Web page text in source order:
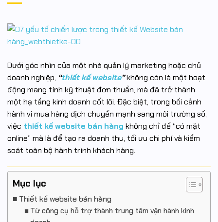
Dưới góc nhìn của một nhà quản lý marketing hoặc chủ
doanh nghiệp, “thiết kế website”không còn là một hoạt
động mang tính kỹ thuật đơn thuần, mà đã trở thành
một hạ tầng kinh doanh cốt lõi. Đặc biệt, trong bối cảnh
hành vi mua hàng dịch chuyển mạnh sang môi trường số,
việc thiết kế website bán hàng không chỉ để “có mặt
online” mà là để tạo ra doanh thu, tối ưu chi phí và kiểm
soát toàn bộ hành trình khách hàng.
Mục lục
Thiết kế website bán hàng
Từ công cụ hỗ trợ thành trung tâm vận hành kinh